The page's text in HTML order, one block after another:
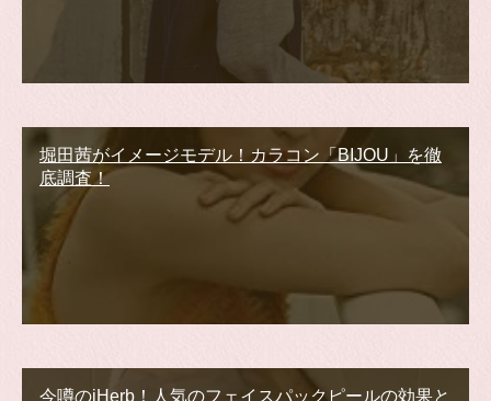
堀田茜がイメージモデル！カラコン「BIJOU」を徹
底調査！
今噂のiHerb！人気のフェイスパックピールの効果と